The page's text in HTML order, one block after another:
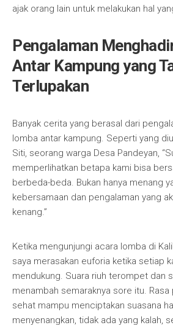
ajak orang lain untuk melakukan hal
Pengalaman
Antar Kampung yang
Terlupakan
Banyak cerita yang berasal dari
lomba antar kampung. Seperti yang
Siti, seorang warga Desa Pandeyan,
memperlihatkan betapa kami bisa
berbeda-beda. Bukan hanya menang
kebersamaan dan pengalaman yang
kenang.”
Ketika mengunjungi acara lomba di
saya merasakan euforia ketika setiap
mendukung. Suara riuh terompet dan
menambah semaraknya sore itu. Rasa
sehat mampu menciptakan suasana
menyenangkan, tidak ada yang kalah,